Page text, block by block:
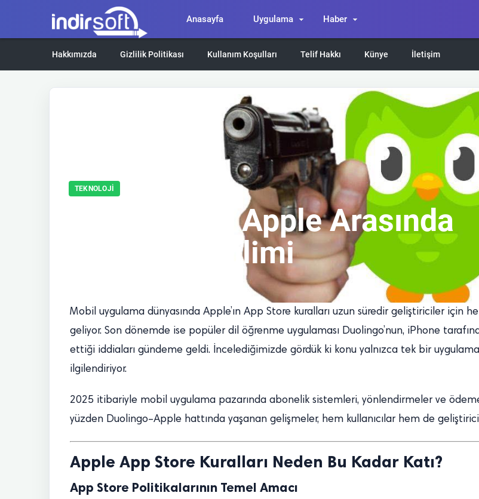
Anasayfa Uygulama Haber
Hakkımızda Gizlilik Politikası Kullanım Koşulları Telif Hakkı Künye İletişim
TEKNOLOJI
Duolingo ile Apple Arasında
Kurallar Gerilimi
Mobil uygulama dünyasında Apple’ın App Store kuralları uzun süredir geliştiriciler için
geliyor. Son dönemde ise popüler dil öğrenme uygulaması Duolingo’nun, iPhone
ettiği iddiaları gündeme geldi. İncelediğimizde gördük ki konu yalnızca tek bir
ilgilendiriyor.
2025 itibariyle mobil uygulama pazarında abonelik sistemleri, yönlendirmeler ve
yüzden Duolingo–Apple hattında yaşanan gelişmeler, hem kullanıcılar hem de
Apple App Store Kuralları Neden Bu Kadar Katı?
App Store Politikalarının Temel Amacı